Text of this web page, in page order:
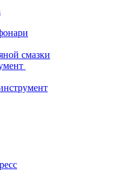
смазки